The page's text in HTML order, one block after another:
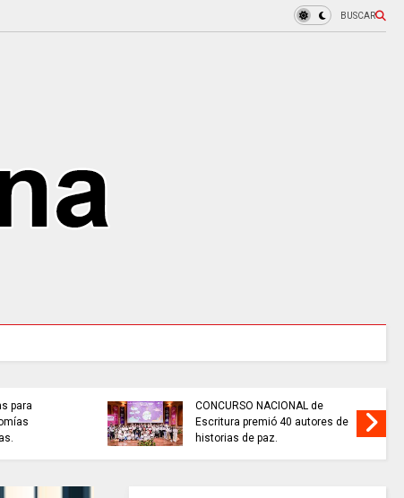
BUSCAR
la venta de energía a Ecuador
para fortalecer la integración
energética.
Juan